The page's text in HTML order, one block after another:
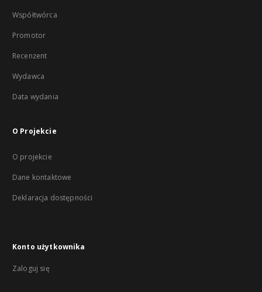
Współtwórca
Promotor
Recenzent
Wydawca
Data wydania
O Projekcie
O projekcie
Dane kontaktowe
Deklaracja dostępności
Konto użytkownika
Zaloguj się